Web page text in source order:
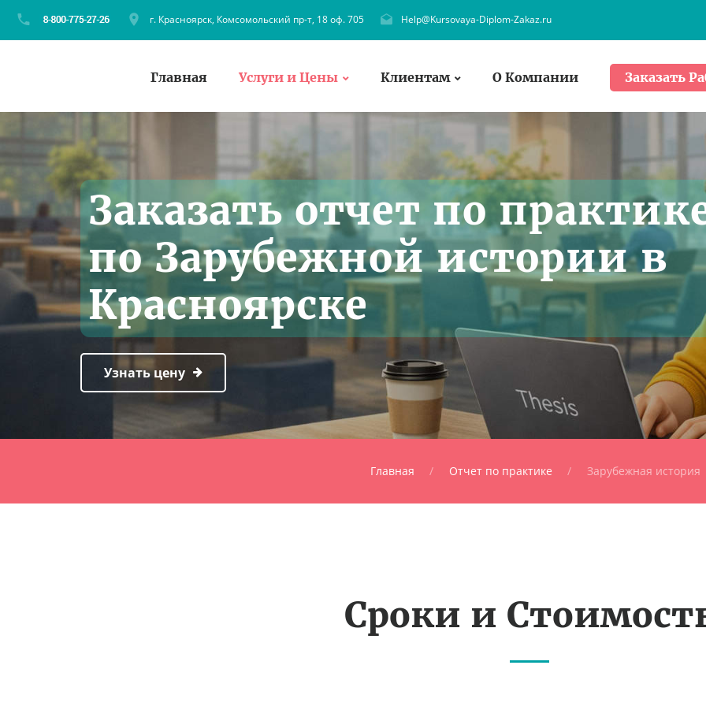
г. Красноярск, Комсомольский пр-т, 18 оф. 705 Help@Kursovaya-Diplom-Zakaz.ru
Главная Услуги и Цены Клиентам О Компании Заказать
Заказать отчет по
по Зарубежной истории в
Красноярске
Узнать цену
Главная Отчет по практике Зарубежная история
Сроки и